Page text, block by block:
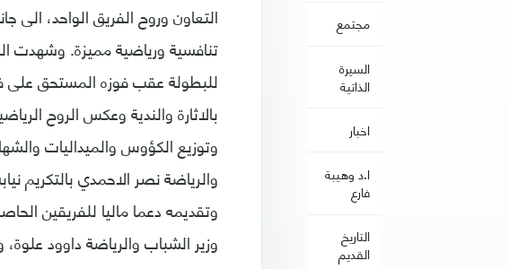
مجتمع
السيرة
الذاتية
اخبار
ا.د وهيبة
فارع
التاريخ
القديم
التعاون وروح الفريق الواحد،
تنافسية ورياضية مميزة. وشهدت
للبطولة عقب فوزه المستحق على
بالاثارة والندية وعكس الروح
وتوزيع الكؤوس والميداليات
والرياضة نصر الاحمدي بالتكريم
وتقديمه دعما ماليا للفريقين
وزير الشباب والرياضة داوود